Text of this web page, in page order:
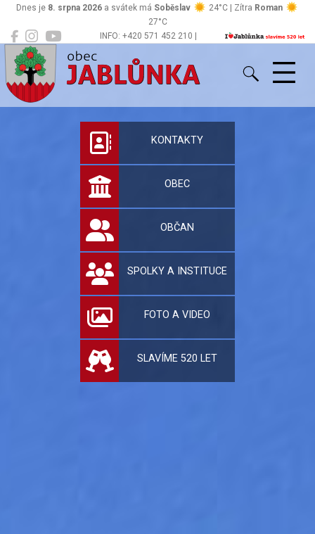
INFO: +420 571 452 210 |
Dnes je 8. srpna 2026 a svátek má Soběslav 24°C | Zítra Roman
27°C
Jablůnka
Oficiální stránky
KONTAKTY
OBEC
OBČAN
SPOLKY A INSTITUCE
FOTO A VIDEO
SLAVÍME 520 LET